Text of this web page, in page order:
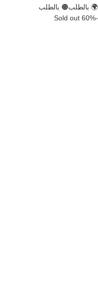
🌍 بالطلب🟠 بالطلب
-60%
Sold out